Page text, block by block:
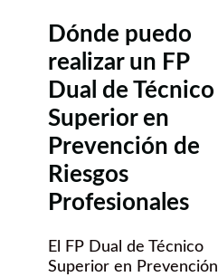
Dónde puedo
realizar un FP
Dual de Técnico
Superior en
Prevención de
Riesgos
Profesionales
El FP Dual de Técnico
Superior en Prevención